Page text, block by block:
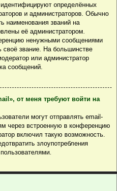
определённых
и администраторов. Обычно
наименования званий на
её администратором.
ненужными сообщениями
своё звание. На большинстве
или администратор
сообщений.
от меня требуют войти на
могут отправлять email-
через встроенную в конференцию
включил такую возможность.
злоупотребления